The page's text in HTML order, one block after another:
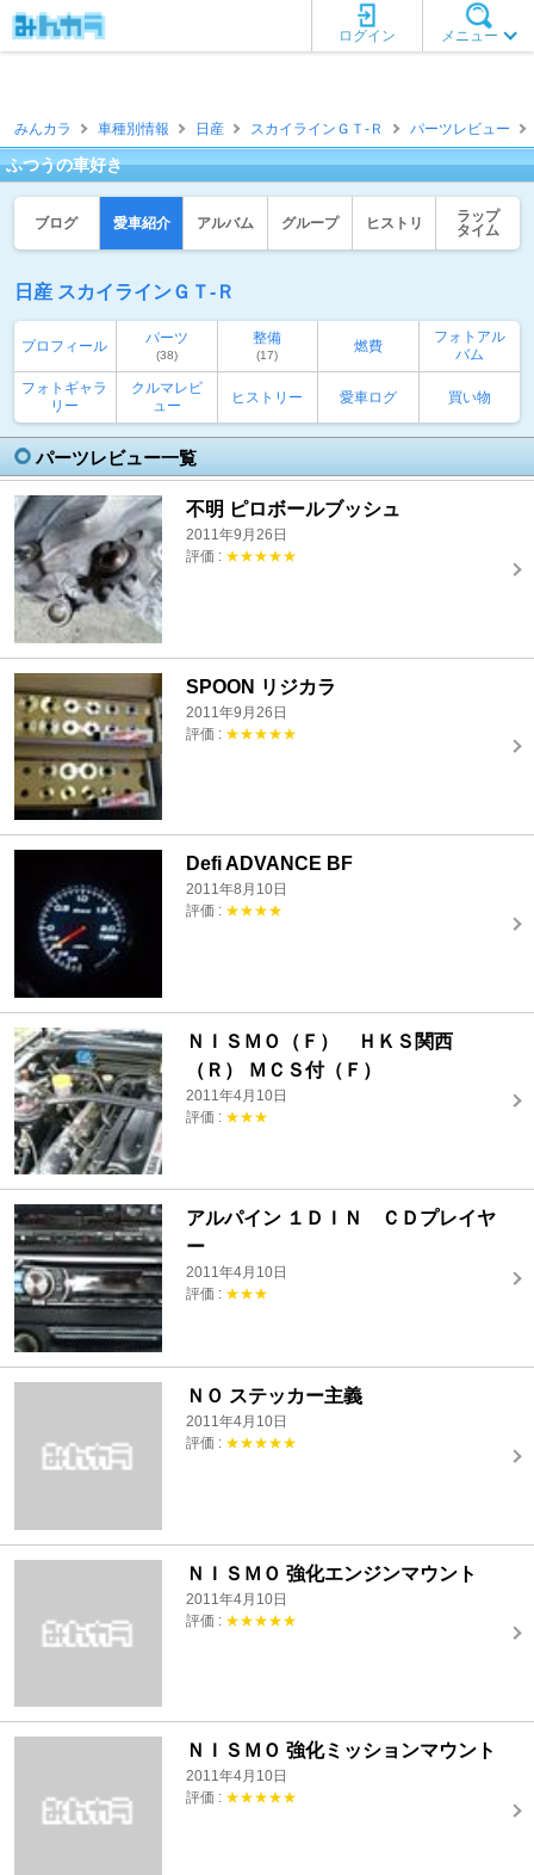
メニュー
ログイン
みんカラ 車種別情報 日産 スカイラインＧＴ‐Ｒ パーツレビュー
ふつうの車好き
ブログ 愛車紹介 アルバム グループ ヒストリ
ラップ
タイム
日産 スカイラインＧＴ‐Ｒ
プロフィール パーツ
(38)
整備
(17)
燃費
フォトアル
バム
フォトギャラ
リー
クルマレビ
ュー
ヒストリー 愛車ログ 買い物
パーツレビュー一覧
不明 ピロボールブッシュ
2011年9月26日
評価 : ★★★★★
SPOON リジカラ
2011年9月26日
評価 : ★★★★★
Defi ADVANCE BF
2011年8月10日
評価 : ★★★★
ＮＩＳＭＯ（Ｆ） ＨＫＳ関西
（Ｒ） ＭＣＳ付（Ｆ）
2011年4月10日
評価 : ★★★
アルパイン １ＤＩＮ ＣＤプレイヤ
ー
2011年4月10日
評価 : ★★★
ＮＯ ステッカー主義
2011年4月10日
評価 : ★★★★★
ＮＩＳＭＯ 強化エンジンマウント
2011年4月10日
評価 : ★★★★★
ＮＩＳＭＯ 強化ミッションマウント
2011年4月10日
評価 : ★★★★★